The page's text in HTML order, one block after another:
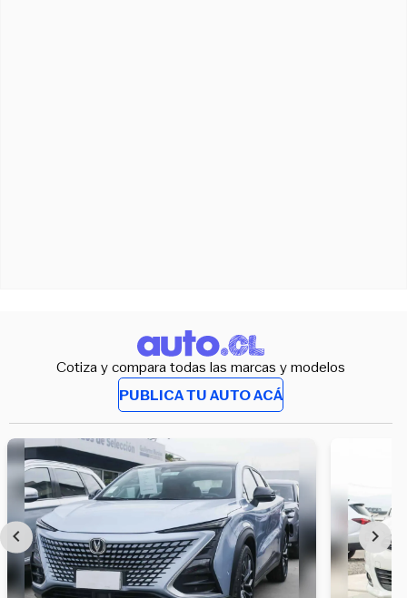
Cotiza y compara todas las marcas y modelos
PUBLICA TU AUTO ACÁ